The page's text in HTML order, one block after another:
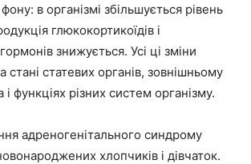
в організмі збільшується рівень
глюкокортикоїдів і
знижується. Усі ці зміни
стані статевих органів, зовнішньому
і функціях різних систем організму.
адреногенітального синдрому
хлопчиків і дівчаток.